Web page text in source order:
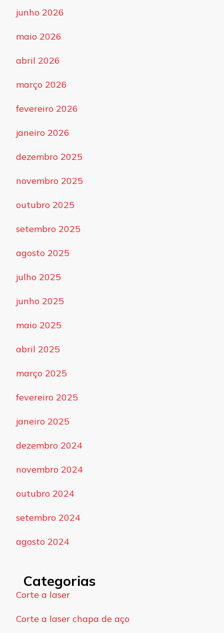
junho 2026
maio 2026
abril 2026
março 2026
fevereiro 2026
janeiro 2026
dezembro 2025
novembro 2025
outubro 2025
setembro 2025
agosto 2025
julho 2025
junho 2025
maio 2025
abril 2025
março 2025
fevereiro 2025
janeiro 2025
dezembro 2024
novembro 2024
outubro 2024
setembro 2024
agosto 2024
Categorias
Corte a laser
Corte a laser chapa de aço